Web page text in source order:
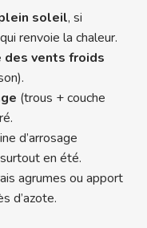
soleil, si
renvoie la chaleur.
des vents froids
(trous + couche
d’arrosage
en été.
agrumes ou apport
d’azote.